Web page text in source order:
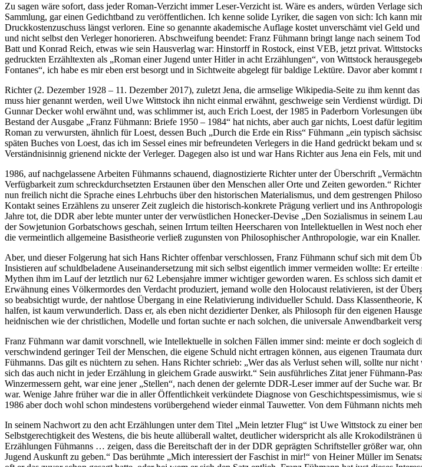
Zu sagen wäre sofort, dass jeder Roman-Verzicht immer Leser-Verzicht ist. Wäre es anders, würden Verlage
Sammlung, gar einen Gedichtband zu veröffentlichen. Ich kenne solide Lyriker, die sagen von sich: Ich kann
Druckkostenzuschuss längst verloren. Eine so genannte akademische Auflage kostet unverschämt viel Geld
und nicht selbst den Verleger honorieren. Abschweifung beendet: Franz Fühmann bringt lange nach seinem
Batt und Konrad Reich, etwas wie sein Hausverlag war: Hinstorff in Rostock, einst VEB, jetzt privat.
gedruckten Erzähltexten als „Roman einer Jugend unter Hitler in acht Erzählungen“, von Wittstock
Fontanes“, ich habe es mir eben erst besorgt und in Sichtweite abgelegt für baldige Lektüre. Davor aber kommt
Richter (2. Dezember 1928 – 11. Dezember 2017), zuletzt Jena, die armselige Wikipedia-Seite zu ihm kennt
muss hier genannt werden, weil Uwe Wittstock ihn nicht einmal erwähnt, geschweige sein Verdienst
Gunnar Decker wohl erwähnt und, was schlimmer ist, auch Erich Loest, der 1985 in Paderborn Vorlesungen
Bestand der Ausgabe „Franz Fühmann: Briefe 1950 – 1984“ hat nichts, aber auch gar nichts, Loest dafür
Roman zu verwursten, ähnlich für Loest, dessen Buch „Durch die Erde ein Riss“ Fühmann „ein typisch
späten Buches von Loest, das ich im Sessel eines mir befreundeten Verlegers in die Hand gedrückt bekam
Verständnisinnig grienend nickte der Verleger. Dagegen also ist und war Hans Richter aus Jena ein Fels, mit
1986, auf nachgelassene Arbeiten Fühmanns schauend, diagnostizierte Richter unter der Überschrift
Verfügbarkeit zum schreckdurchsetzten Erstaunen über den Menschen aller Orte und Zeiten geworden.“
nun freilich nicht die Sprache eines Lehrbuchs über den historischen Materialismus, und dem gestrengen
Kontakt seines Erzählens zu unserer Zeit zugleich die historisch-konkrete Prägung verliert und ins
Jahre tot, die DDR aber lebte munter unter der verwüstlichen Honecker-Devise „Den Sozialismus in seinem
der Sowjetunion Gorbatschows geschah, seinen Irrtum teilten Heerscharen von Intellektuellen in West noch
die vermeintlich allgemeine Basistheorie verließ zugunsten von Philosophischer Anthropologie, war ein Knaller.
Aber, und dieser Folgerung hat sich Hans Richter offenbar verschlossen, Franz Fühmann schuf sich mit dem
Insistieren auf schuldbeladene Auseinandersetzung mit sich selbst eigentlich immer vermeiden wollte: Er
Mythen ihm im Lauf der letztlich nur 62 Lebensjahre immer wichtiger geworden waren. Es schloss sich damit
Erwähnung eines Völkermordes den Verdacht produziert, jemand wolle den Holocaust relativieren, ist der
so beabsichtigt wurde, der nahtlose Übergang in eine Relativierung individueller Schuld. Dass
halfen, ist kaum verwunderlich. Dass er, als eben nicht dezidierter Denker, als Philosoph für den eigenen
heidnischen wie der christlichen, Modelle und fortan suchte er nach solchen, die universale Anwendbarkeit
Franz Fühmann war damit vorschnell, wie Intellektuelle in solchen Fällen immer sind: meinte er doch
verschwindend geringer Teil der Menschen, die eigene Schuld nicht ertragen können, aus eigenen Traumata
Fühmanns. Das gilt es nüchtern zu sehen. Hans Richter schrieb: „Wer das als Verlust sehen will, sollte nur
sich das auch nicht in jeder Erzählung in gleichem Grade auswirkt.“ Sein ausführliches Zitat jener Fühmann-
Winzermessern geht, war eine jener „Stellen“, nach denen der gelernte DDR-Leser immer auf der Suche war.
war. Wenige Jahre früher war die in aller Öffentlichkeit verkündete Diagnose von Geschichtspessimismus,
1986 aber doch wohl schon mindestens vorübergehend wieder einmal Tauwetter. Von dem Fühmann nichts
In seinem Nachwort zu den acht Erzählungen unter dem Titel „Mein letzter Flug“ ist Uwe Wittstock zu einer
Selbstgerechtigkeit des Westens, die bis heute allüberall waltet, deutlicher widerspricht als alle
Erzählungen Fühmanns … zeigen, dass die Bereitschaft der in der DDR geprägten Schriftsteller größer war,
Jugend Auskunft zu geben.“ Das berühmte „Mich interessiert der Faschist in mir!“ von Heiner Müller im